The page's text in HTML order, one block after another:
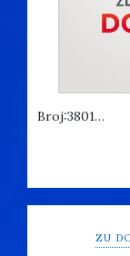
Broj:3801…
ZU